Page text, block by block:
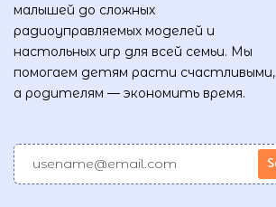
малышей до сложных
радиоуправляемых моделей и
настольных игр для всей семьи. Мы
помогаем детям расти счастливыми,
а родителям — экономить время.